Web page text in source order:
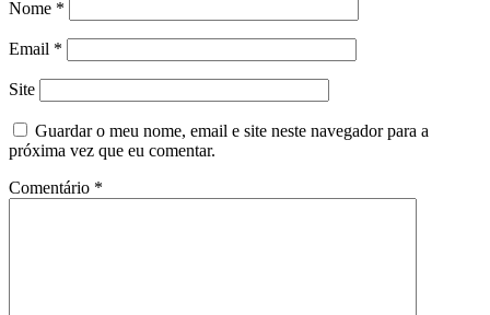
Nome *
Email *
Site
Guardar o meu nome, email e site neste navegador para a
próxima vez que eu comentar.
Comentário *